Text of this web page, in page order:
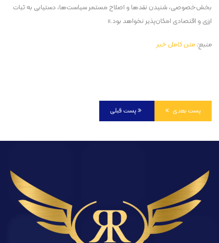
بخش‌خصوصی، شنیدن نقد‌ها و اصلاح مستمر سیاست‌ها، دستیابی به ثبات
ارزی و اقتصادی امکان‌پذیر نخواهد بود.»
منبع:متن کامل خبر
پست قبلی پست بعدی